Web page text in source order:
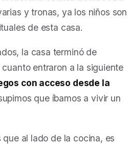
y tronas, ya los niños son
de esta casa.
la casa terminó de
entraron a la siguiente
con acceso desde la
que íbamos a vivir un
al lado de la cocina, es